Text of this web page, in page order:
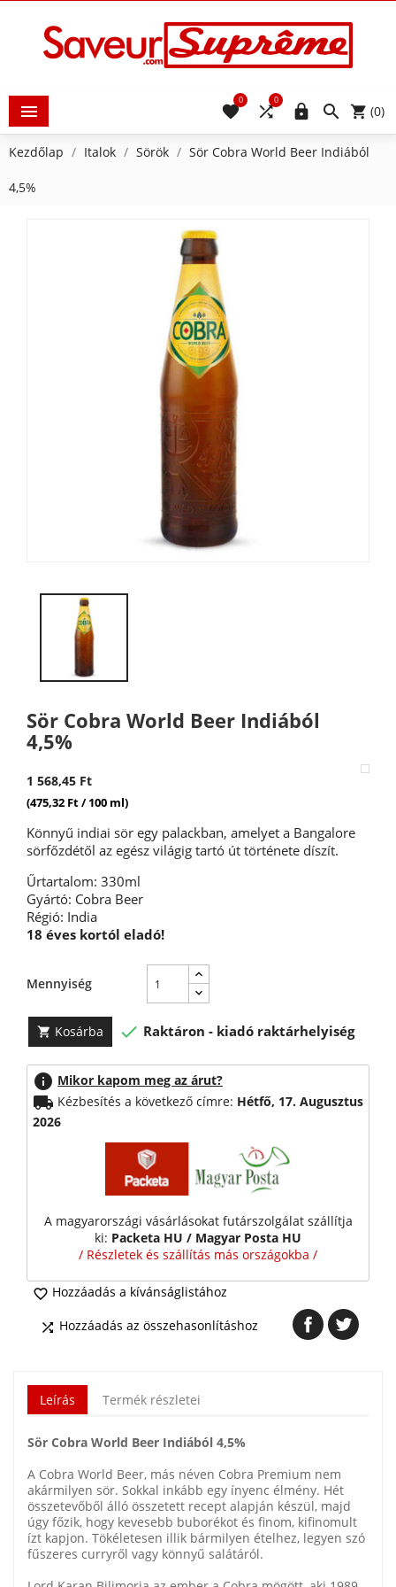
  (0)


0

0
Kezdőlap Italok Sörök Sör Cobra World Beer Indiából
4,5%
Sör Cobra World Beer Indiából
4,5%
1 568,45 Ft
(475,32 Ft / 100 ml)
Könnyű indiai sör egy palackban, amelyet a Bangalore
sörfőzdétől az egész világig tartó út története díszít.
Űrtartalom: 330ml
Gyártó: Cobra Beer
Régió: India
18 éves kortól eladó!
Mennyiség
 Kosárba  Raktáron - kiadó raktárhelyiség
info Mikor kapom meg az árut?
local_shipping Kézbesítés a következő címre: Hétfő, 17. Augusztus
2026
A magyarországi vásárlásokat futárszolgálat szállítja
ki: Packeta HU / Magyar Posta HU
/ Részletek és szállítás más országokba /
 Hozzáadás a kívánságlistához
 Hozzáadás az összehasonlításhoz
Leírás Termék részletei
Sör Cobra World Beer Indiából 4,5%
A Cobra World Beer, más néven Cobra Premium nem
akármilyen sör. Sokkal inkább egy ínyenc élmény. Hét
összetevőből álló összetett recept alapján készül, majd
úgy főzik, hogy kevesebb buborékot és finom, kifinomult
ízt kapjon. Tökéletesen illik bármilyen ételhez, legyen szó
fűszeres curryről vagy könnyű salátáról.